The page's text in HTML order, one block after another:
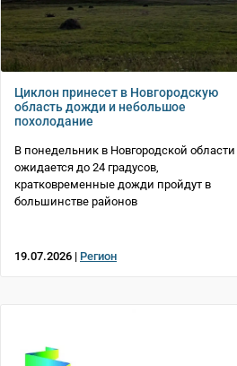
Циклон принесет в Новгородскую
область дожди и небольшое
похолодание
В понедельник в Новгородской области
ожидается до 24 градусов,
кратковременные дожди пройдут в
большинстве районов
19.07.2026 | Регион